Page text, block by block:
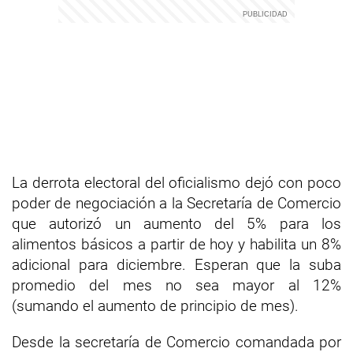
La derrota electoral del oficialismo dejó con poco
poder de negociación a la Secretaría de Comercio
que autorizó un aumento del 5% para los
alimentos básicos a partir de hoy y habilita un 8%
adicional para diciembre. Esperan que la suba
promedio del mes no sea mayor al 12%
(sumando el aumento de principio de mes).
Desde la secretaría de Comercio comandada por